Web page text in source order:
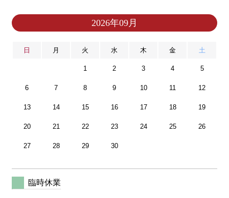
2026年09月
日 月 火 水 木 金 土
1 2 3 4 5
6 7 8 9 10 11 12
13 14 15 16 17 18 19
20 21 22 23 24 25 26
27 28 29 30
臨時休業